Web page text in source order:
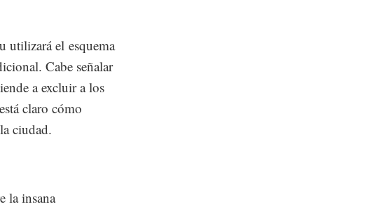
utilizará el esquema
Cabe señalar
a excluir a los
claro cómo
ciudad.
la insana